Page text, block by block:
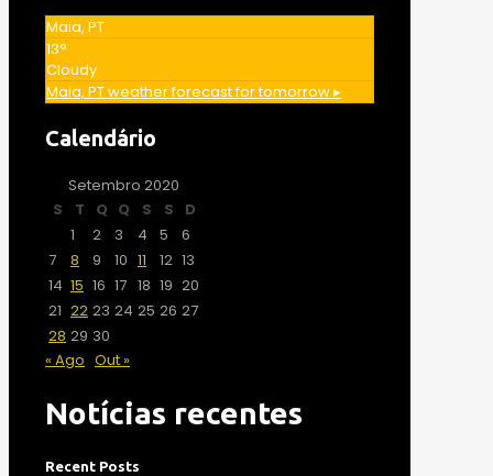
Maia, PT
13°
Cloudy
Maia, PTweather forecast for tomorrow ▸
Calendário
Setembro 2020
S
T Q Q S S
D
1
2 3 4 5
6
7
8 9 10 11 12 13
14 15 16 17 18 19 20
21 22 23 24 25 26 27
28 29 30
« Ago Out »
Notícias recentes
Recent Posts